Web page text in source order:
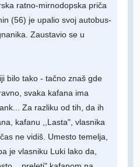
ratno-mirnodopska priča
(56) je upalio svoj autobus-
Zaustavio se u
bilo tako - tačno znaš gde
svaka kafana ima
Za razliku od tih, da ih
kafanu ,,Lasta", vlasnika
ne vidiš. Umesto temelja,
je vlasniku Luki lako da,